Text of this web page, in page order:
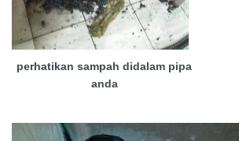
perhatikan sampah didalam pipa
anda